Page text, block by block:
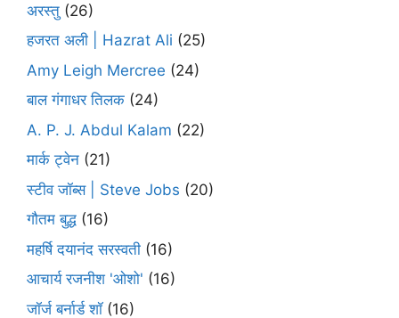
अरस्तु (26)
हजरत अली | Hazrat Ali (25)
Amy Leigh Mercree (24)
बाल गंगाधर तिलक (24)
A. P. J. Abdul Kalam (22)
मार्क ट्वेन (21)
स्टीव जॉब्स | Steve Jobs (20)
गौतम बुद्ध (16)
महर्षि दयानंद सरस्वती (16)
आचार्य रजनीश 'ओशो' (16)
जॉर्ज बर्नार्ड शॉ(16)